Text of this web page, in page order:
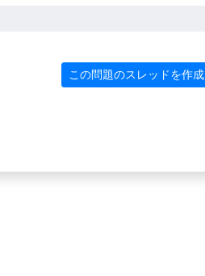
この問題のスレッドを作成